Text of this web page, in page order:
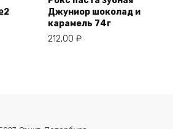
Джуниор шоколад и
карамель 74г
212,00 ₽